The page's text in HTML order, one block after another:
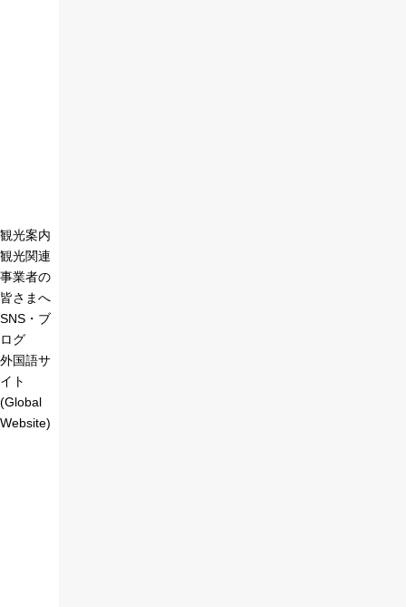
観光案内
観光関連
事業者の
皆さまへ
SNS・ブ
ログ
外国語サ
イト
(Global
Website)